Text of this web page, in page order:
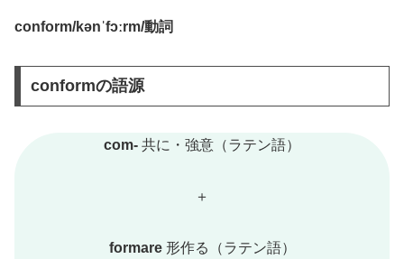
conform/kənˈfɔːrm/動詞
conformの語源
com- 共に・強意（ラテン語）
＋
formare形作る（ラテン語）